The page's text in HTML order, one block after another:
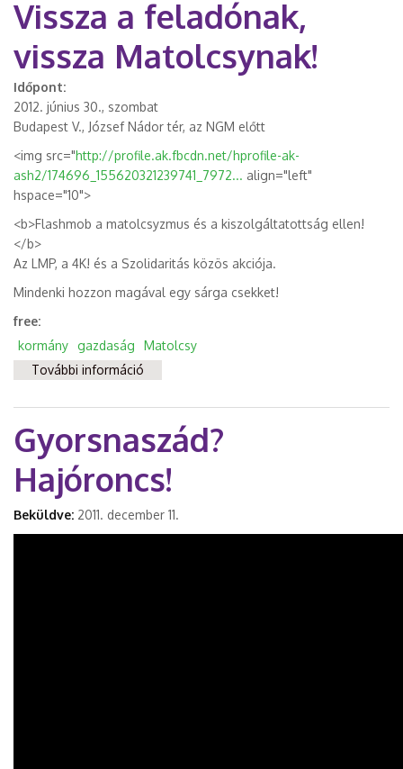
Vissza a feladónak,
vissza Matolcsynak!
Időpont:
2012. június 30., szombat
Budapest V., József Nádor tér, az NGM előtt
<img src="http://profile.ak.fbcdn.net/hprofile-ak-
ash2/174696_155620321239741_7972... align="left"
hspace="10">
<b>Flashmob a matolcsyzmus és a kiszolgáltatottság ellen!
</b>
Az LMP, a 4K! és a Szolidaritás közös akciója.
Mindenki hozzon magával egy sárga csekket!
free:
kormány gazdaság
Matolcsy
További információ
Gyorsnaszád?
Hajóroncs!
Beküldve: 2011. december 11.